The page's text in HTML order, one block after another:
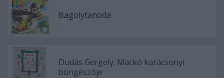
Bagolytanoda
Dudás Gergely: Mackó karácsonyi
böngészője